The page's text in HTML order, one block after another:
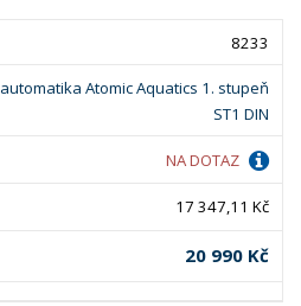
8233
automatika Atomic Aquatics 1. stupeň
ST1 DIN
NA DOTAZ
17 347,11 Kč
20 990 Kč